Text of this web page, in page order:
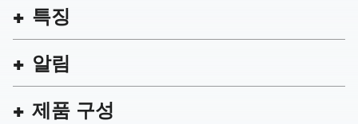
특징
알림
제품 구성